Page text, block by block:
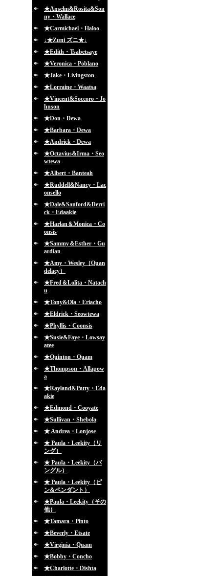
★Anselm&Rosita&Son
ny・Wallace
★Carmichael・Haloo
↓★Zuni ズニ★↓
★Edith・Tsabetsaye
★Veronica・Poblano
★Jake・Livingston
★Lorraine・Waatsa
★Vincent&Soccoro・Jo
hnson
★Don・Dewa
★Barbara・Dewa
★Andrick・Dewa
★Octavius&Irma・Seo
wtewa
★Albert・Banteah
★Ruddell&Nancy・Lac
onsello
★Dale&Sanford&Derri
ck・Edaakie
★Harlan＆Monica・Co
onsis
★Sammy＆Esther・Gu
ardian
★Amy・Wesley（Quan
delacy）
★Fred＆Lolita・Natach
u
★Tony&Ola・Eriacho
★Eldrick・Seowtewa
★Phyllis・Coonsis
★Susie&Faye・Lowsay
atee
★Quinton・Quam
★Thompson・Allapow
a
★Rayland&Patty・Eda
akie
★Edmond・Cooyate
★Sullivan・Shebola
★ Andrea・Lonjose
★ Paula・Leekity（リ
ング）
★ Paula・Leekity（バ
ングル）
★ Paula・Leekity（ピ
ン&ペンダント）
★Paula・Leekity（その
他）
★Tamara・Pinto
★Beverly・Etsate
★Virginia・Quam
★Bobby・Concho
★Charlotte・Dishta